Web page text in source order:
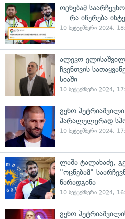
ოცნებამ
— რა იწერება
10 სექტემბერი 2024,
ალეკო
ჩვენთვის
სიაში
10 სექტემბერი 2024,
გენო
პარალელურად
10 სექტემბერი 2024,
ლაშა ტალახაძე,
"ოცნებამ"
წარადგინა
10 სექტემბერი 2024,
გენო